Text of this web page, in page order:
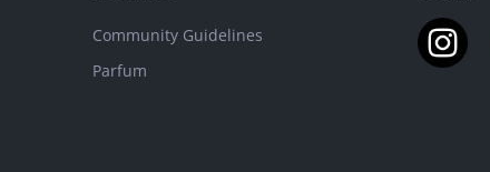
Community Guidelines
Parfum